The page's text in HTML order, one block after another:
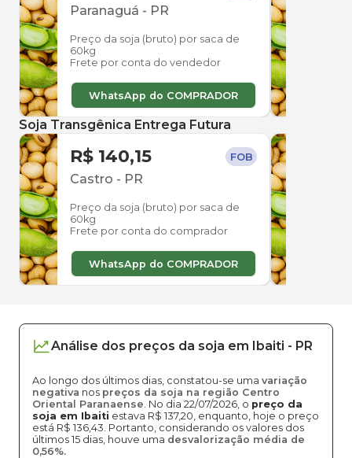
Paranaguá - PR
Preço da soja (bruto) por saca de
60kg
Frete por conta do vendedor
WhatsApp do COMPRADOR
Soja Transgênica Entrega Futura
R$ 140,15 FOB
Castro - PR
Preço da soja (bruto) por saca de
60kg
Frete por conta do comprador
WhatsApp do COMPRADOR
Análise dos preços da soja em Ibaiti - PR
Ao longo dos últimos dias, constatou-se uma variação
negativa nos preços da soja na região Centro
Oriental Paranaense. No dia 22/07/2026, o preço da
soja em Ibaiti estava R$ 137,20, enquanto, hoje o preço
está R$ 136,43. Portanto, considerando os valores dos
últimos 15 dias, houve uma desvalorização média de
0,56%.